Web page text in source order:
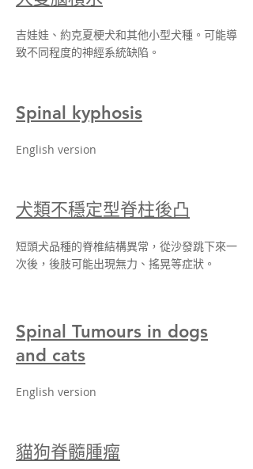
吉娃娃、約克夏梗犬和其他小型犬種。可能導
致不同程度的神經系統缺陷。
Spinal kyphosis
English version
犬類不穩定型脊柱後凸
短頭犬品種的脊椎結構異常，從沙發跳下來一
次後，後肢可能出現無力、搖晃等症狀。
Spinal Tumours in dogs
and cats
English version
貓狗脊髓腫瘤